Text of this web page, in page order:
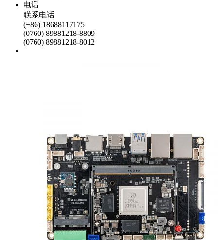
电话
联系电话
(+86) 18688117175
(0760) 89881218-8809
(0760) 89881218-8012